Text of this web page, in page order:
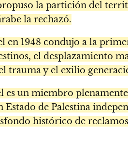
la partición del
la rechazó.
en 1948 condujo a la
el desplazamiento
trauma y el exilio
es un miembro
de Palestina
histórico de